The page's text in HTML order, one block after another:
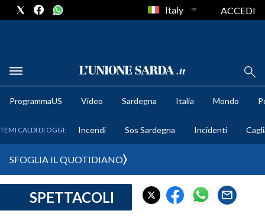
METEO
CRONACA SARDEGNA
Italy ACCEDI
ProgrammaUS Video Sardegna Italia Mondo
TEMI CALDI DI OGGI: Incendi Sos Sardegna Incidenti
SFOGLIA IL QUOTIDIANO
SPETTACOLI